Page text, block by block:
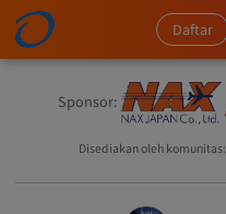
Daftar
Sponsor:
Disediakan oleh komunitas: